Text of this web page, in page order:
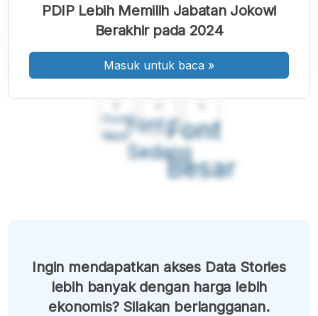
Font
Kecil
Font
Sedang
Font
Besar
PDIP Lebih Memilih Jabatan Jokowi
Berakhir pada 2024
Masuk untuk baca »
Ingin mendapatkan akses Data Stories
lebih banyak dengan harga lebih
ekonomis? Silakan berlangganan.